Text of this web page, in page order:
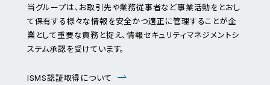
当グループは、お取引先や業務従事者など事業活動をとおし
て保有する様々な情報を安全かつ適正に管理することが企
業として重要な責務と捉え、情報セキュリティマネジメントシ
ステム承認を受けています。
ISMS認証取得について